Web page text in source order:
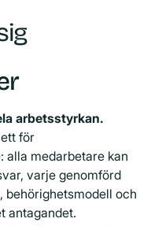
arbetsstyrkan.
för
alla medarbetare kan
varje genomförd
behörighetsmodell och
antagandet.